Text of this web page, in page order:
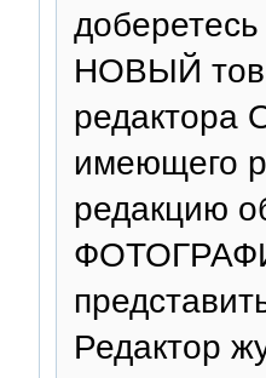
НОВЫЙ
имеющего
редакцию
Редактор